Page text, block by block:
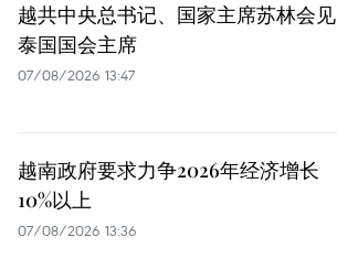
越共中央总书记、国家主席苏林会见
泰国国会主席
07/08/2026 13:47
越南政府要求力争2026年经济增长
10%以上
07/08/2026 13:36